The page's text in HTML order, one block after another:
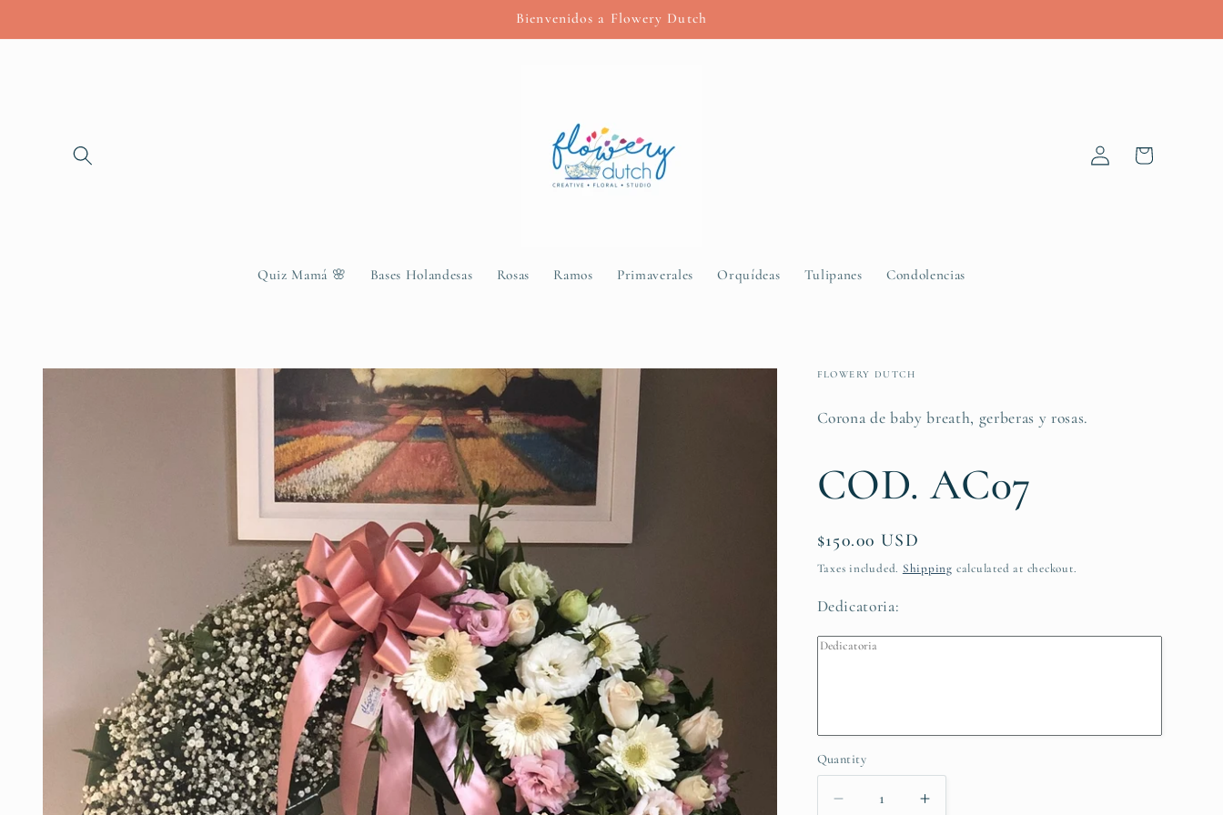
Bienvenidos a Flowery Dutch
Quiz Mamá 🌸 Bases Holandesas Rosas Ramos Primaverales Orquídeas Tulipanes Condolencias
Log
in
Cart
Skip to
FLOWERY DUTCH
Corona de baby breath, gerberas y rosas.
COD. AC07
Regular
price
$150.00 USD
Taxes included. Shipping calculated at checkout.
Dedicatoria:
Quantity
Decrease
Increase